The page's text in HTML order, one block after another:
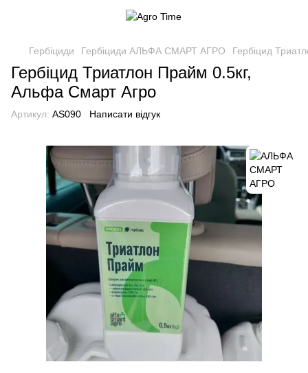
Гербіциди Гербіциди АЛЬФА СМАРТ АГРО Гербіцид
Гербіцид Триатлон Прайм 0.5кг,
Альфа Смарт Агро
Артикул: AS090 Написати відгук